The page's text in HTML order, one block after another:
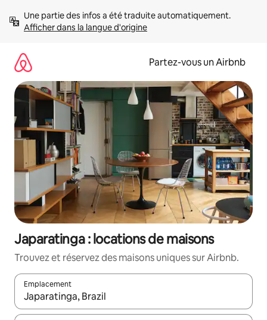
directement
Afficher dans la langue d'origine
Partez-vous un Airbnb
Japaratinga : locations de maisons
Trouvez et réservez des maisons uniques sur Airbnb.
Emplacement
Quand les résultats sont affichés, parcourez-les en utilisant